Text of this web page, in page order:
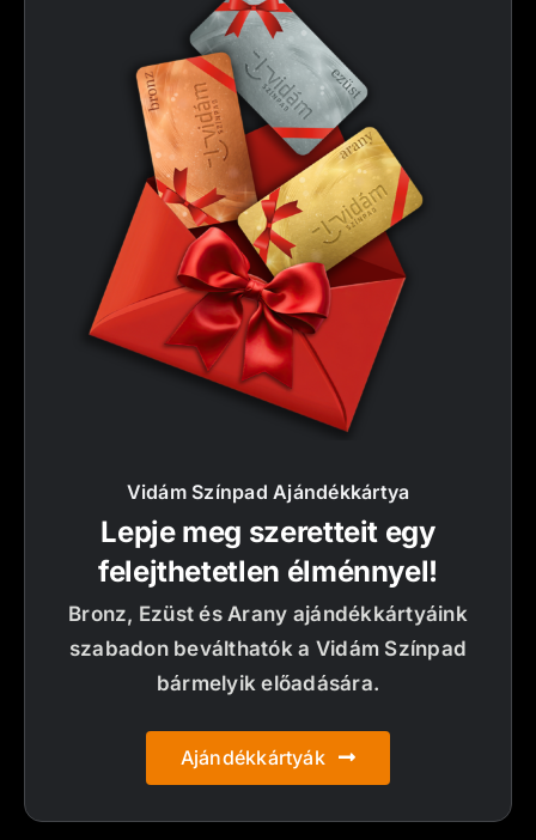
Vidám Színpad Ajándékkártya
Lepje meg szeretteit egy
felejthetetlen élménnyel!
Bronz, Ezüst és Arany ajándékkártyáink
szabadon beválthatók a Vidám Színpad
bármelyik előadására.
Ajándékkártyák